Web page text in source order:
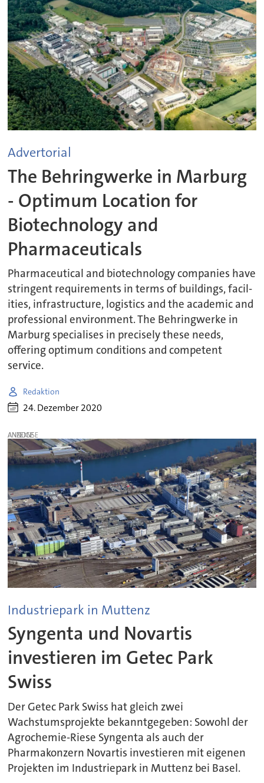
Advertorial
The Behringwerke in Marburg
- Optimum Location for
Biotechnology and
Pharmaceuticals
Pharmaceutical and biotechnology companies have
stringent requirements in terms of buildings, facil-
ities, infrastructure, logistics and the academic and
professional environment. The Behringwerke in
Marburg specialises in precisely these needs,
offering optimum conditions and competent
service.
Redaktion
24. Dezember 2020
ANZEIGE
Industriepark in Muttenz
Syngenta und Novartis
investieren im Getec Park
Swiss
Der Getec Park Swiss hat gleich zwei
Wachstumsprojekte bekanntgegeben: Sowohl der
Agrochemie-Riese Syngenta als auch der
Pharmakonzern Novartis investieren mit eigenen
Projekten im Industriepark in Muttenz bei Basel.